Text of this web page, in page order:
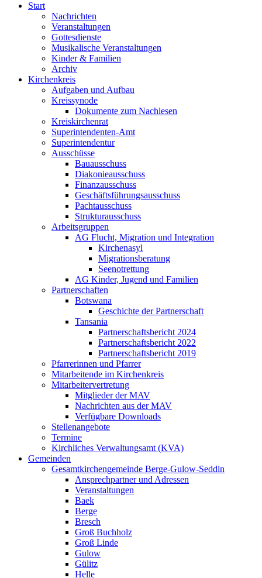
Start
Nachrichten
Veranstaltungen
Gottesdienste
Musikalische Veranstaltungen
Kinder & Familien
Archiv
Kirchenkreis
Aufgaben und Aufbau
Kreissynode
Dokumente zum Nachlesen
Kreiskirchenrat
Superintendenten-Amt
Superintendentur
Ausschüsse
Bauausschuss
Diakonieausschuss
Finanzausschuss
Geschäftsführungsausschuss
Pachtausschuss
Strukturausschuss
Arbeitsgruppen
AG Flucht, Migration und Integration
Kirchenasyl
Migrationsberatung
Seenotrettung
AG Kinder, Jugend und Familien
Partnerschaften
Botswana
Geschichte der Partnerschaft
Tansania
Partnerschaftsbericht 2024
Partnerschaftsbericht 2022
Partnerschaftsbericht 2019
Pfarrerinnen und Pfarrer
Mitarbeitende im Kirchenkreis
Mitarbeitervertretung
Mitglieder der MAV
Nachrichten aus der MAV
Verfügbare Downloads
Stellenangebote
Termine
Kirchliches Verwaltungsamt (KVA)
Gemeinden
Gesamtkirchengemeinde Berge-Gulow-Seddin
Ansprechpartner und Adressen
Veranstaltungen
Baek
Berge
Bresch
Groß Buchholz
Groß Linde
Gulow
Gülitz
Helle